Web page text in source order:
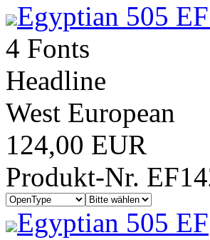
Egyptian 505
4 Fonts
Headline
West European
124,00 EUR
Produkt-Nr.
Egyptian 505 EF